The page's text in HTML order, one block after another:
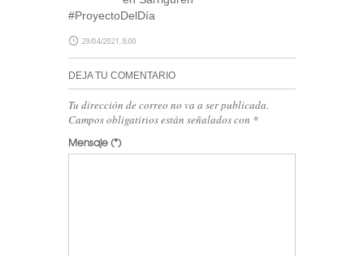
#ProyectoDelDía
29/04/2021, 8:00
DEJA TU COMENTARIO
Tu dirección de correo no va a ser publicada.
Campos obligatirios están señalados con *
Mensaje(*)